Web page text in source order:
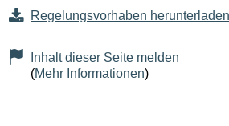
Regelungsvorhaben
Inhalt dieser Seite melden
(Mehr Informationen)